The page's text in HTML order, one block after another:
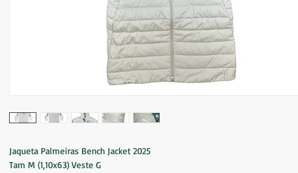
Jaqueta Palmeiras Bench Jacket 2025
Tam M (1,10x63) Veste G